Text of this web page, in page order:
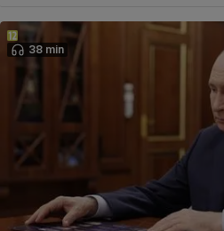
38 min